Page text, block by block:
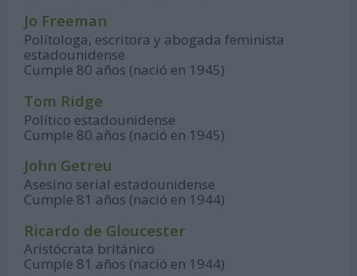
Jo Freeman
Polítologa, escritora y abogada feminista
estadounidense
Cumple 80 años (nació en 1945)
Tom Ridge
Político estadounidense
Cumple 80 años (nació en 1945)
John Getreu
Asesino serial estadounidense
Cumple 81 años (nació en 1944)
Ricardo de Gloucester
Aristócrata británico
Cumple 81 años (nació en 1944)